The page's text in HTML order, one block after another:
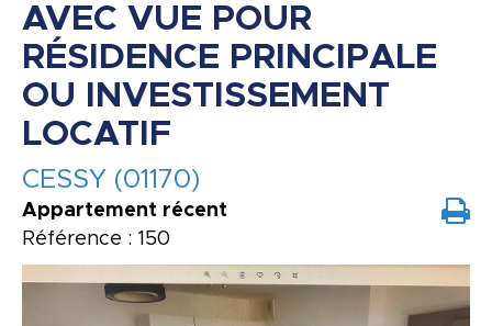
AVEC VUE POUR
RÉSIDENCE PRINCIPALE
OU INVESTISSEMENT
LOCATIF
CESSY (01170)
Appartement récent
Référence : 150